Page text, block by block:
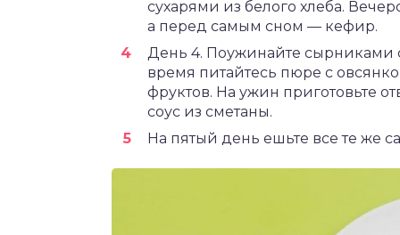
сухарями из белого хлеба.
а перед самым сном — кефир.
День 4. Поужинайте сырниками
время питайтесь пюре с
фруктов. На ужин приготовьте
соус из сметаны.
На пятый день ешьте все те же